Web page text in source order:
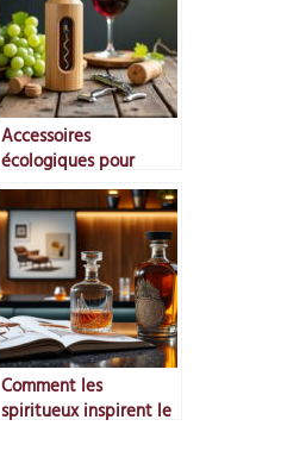
Accessoires
écologiques pour
amateurs de vin
Comment les
spiritueux inspirent le